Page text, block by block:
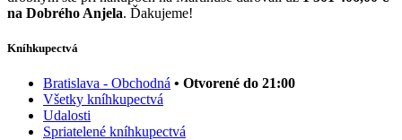
na Dobrého Anjela. Ďakujeme!
Kníhkupectvá
Bratislava - Obchodná • Otvorené do 21:00
Všetky kníhkupectvá
Udalosti
Spriatelené kníhkupectvá